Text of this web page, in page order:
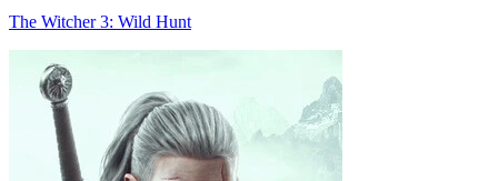
The Witcher 3: Wild Hunt